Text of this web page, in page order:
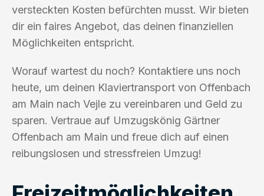
versteckten Kosten befürchten musst. Wir bieten
dir ein faires Angebot, das deinen finanziellen
Möglichkeiten entspricht.
Worauf wartest du noch? Kontaktiere uns noch
heute, um deinen Klaviertransport von Offenbach
am Main nach Vejle zu vereinbaren und Geld zu
sparen. Vertraue auf Umzugskönig Gärtner
Offenbach am Main und freue dich auf einen
reibungslosen und stressfreien Umzug!